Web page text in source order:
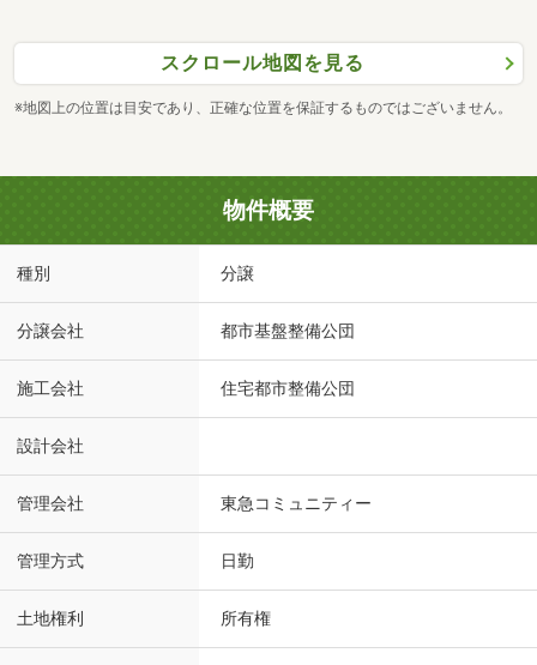
スクロール地図を見る
※地図上の位置は目安であり、正確な位置を保証するものではございません。
物件概要
種別 分譲
分譲会社 都市基盤整備公団
施工会社 住宅都市整備公団
設計会社
管理会社 東急コミュニティー
管理方式 日勤
土地権利 所有権